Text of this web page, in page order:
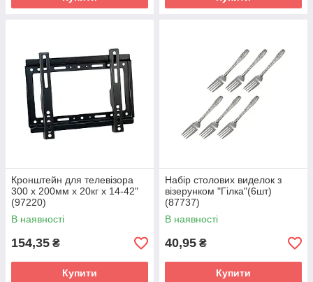
Кронштейн для телевізора
300 x 200мм x 20кг x 14-42"
(97220)
В наявності
154,35 ₴
Купити
Набір столових виделок з
візерунком "Гілка"(6шт)
(87737)
В наявності
40,95 ₴
Купити